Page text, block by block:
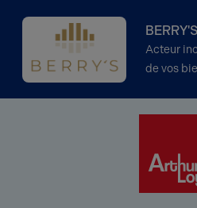
BERRY'S
Acteur
de vos